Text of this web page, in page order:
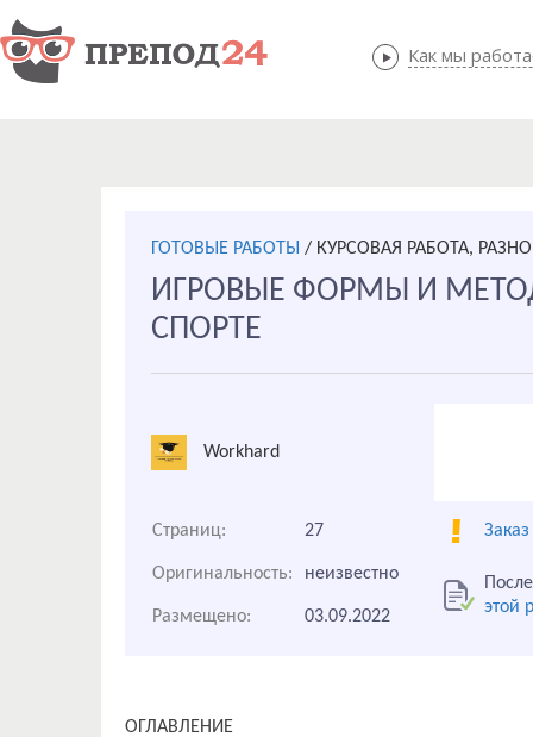
Как мы
Как мы
ГОТОВЫЕ РАБОТЫ / КУРСОВАЯ РАБОТА,
ИГРОВЫЕ ФОРМЫ И
СПОРТЕ
Workhard
Страниц: 27
Оригинальность: неизвестно
этой
Размещено: 03.09.2022
ОГЛАВЛЕНИЕ